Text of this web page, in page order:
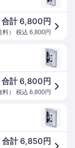
合計6,800 円
料） 税込 6,800円
合計6,800 円
料） 税込 6,800円
合計6,850 円